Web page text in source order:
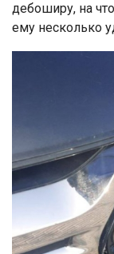
дебоширу, на
ему несколько